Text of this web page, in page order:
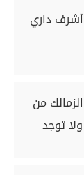
داري
من
توجد